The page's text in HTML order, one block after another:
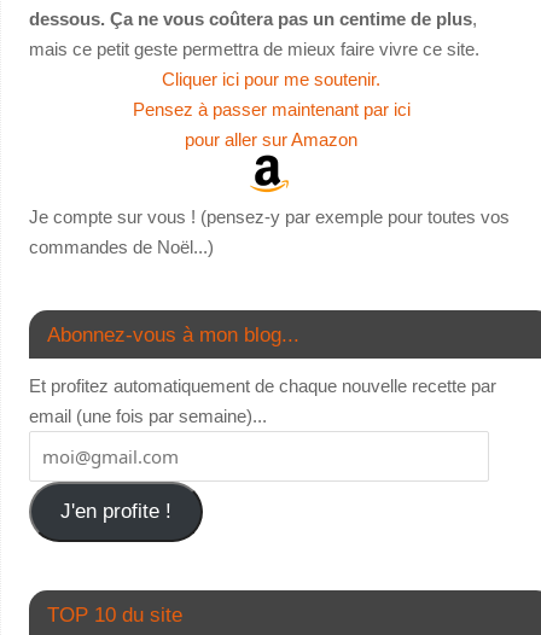
dessous. Ça ne vous coûtera pas un centime de plus,
mais ce petit geste permettra de mieux faire vivre ce site.
Cliquer ici pour me soutenir.
Pensez à passer maintenant par ici
pour aller sur Amazon
Je compte sur vous ! (pensez-y par exemple pour toutes vos
commandes de Noël...)
Abonnez-vous à mon blog...
Et profitez automatiquement de chaque nouvelle recette par
email (une fois par semaine)...
J'en profite !
TOP 10 du site